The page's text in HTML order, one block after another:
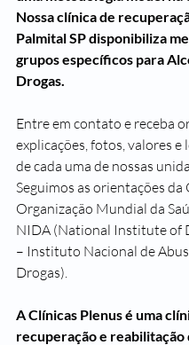
Nossa clínica de
Palmital SP disponibiliza
grupos específicos para
Drogas.
Entre em contato e receba
explicações, fotos, valores e
de cada uma de nossas
Seguimos as orientações da
Organização Mundial da
NIDA (National Institute of
– Instituto Nacional de
Drogas).
A Clínicas Plenus é uma
recuperação e reabilitação